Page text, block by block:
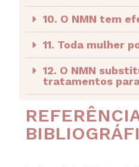
10. O NMN tem
11. Toda mulher
12. O NMN
tratamentos